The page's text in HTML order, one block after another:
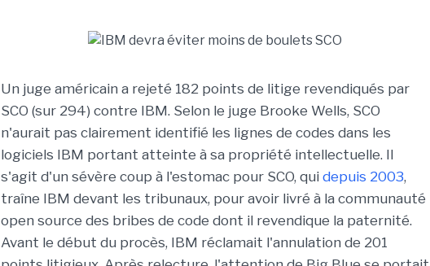
Un juge américain a rejeté 182 points de litige revendiqués par
SCO (sur 294) contre IBM. Selon le juge Brooke Wells, SCO
n'aurait pas clairement identifié les lignes de codes dans les
logiciels IBM portant atteinte à sa propriété intellectuelle. Il
s'agit d'un sévère coup à l'estomac pour SCO, qui depuis 2003,
traîne IBM devant les tribunaux, pour avoir livré à la communauté
open source des bribes de code dont il revendique la paternité.
Avant le début du procès, IBM réclamait l'annulation de 201